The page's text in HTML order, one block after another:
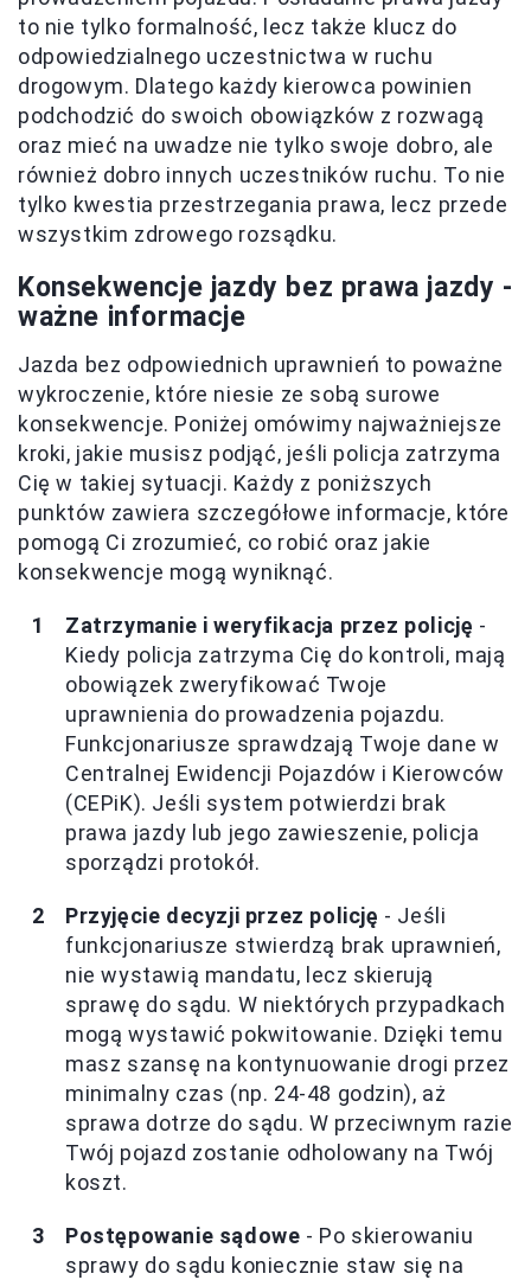
to nie tylko formalność, lecz także klucz do
odpowiedzialnego uczestnictwa w ruchu
drogowym. Dlatego każdy kierowca powinien
podchodzić do swoich obowiązków z rozwagą
oraz mieć na uwadze nie tylko swoje dobro, ale
również dobro innych uczestników ruchu. To nie
tylko kwestia przestrzegania prawa, lecz przede
wszystkim zdrowego rozsądku.
Konsekwencje jazdy bez prawa jazdy -
ważne informacje
Jazda bez odpowiednich uprawnień to poważne
wykroczenie, które niesie ze sobą surowe
konsekwencje. Poniżej omówimy najważniejsze
kroki, jakie musisz podjąć, jeśli policja zatrzyma
Cię w takiej sytuacji. Każdy z poniższych
punktów zawiera szczegółowe informacje, które
pomogą Ci zrozumieć, co robić oraz jakie
konsekwencje mogą wyniknąć.
Zatrzymanie i weryfikacja przez policję -
Kiedy policja zatrzyma Cię do kontroli, mają
obowiązek zweryfikować Twoje
uprawnienia do prowadzenia pojazdu.
Funkcjonariusze sprawdzają Twoje dane w
Centralnej Ewidencji Pojazdów i Kierowców
(CEPiK). Jeśli system potwierdzi brak
prawa jazdy lub jego zawieszenie, policja
sporządzi protokół.
Przyjęcie decyzji przez policję - Jeśli
funkcjonariusze stwierdzą brak uprawnień,
nie wystawią mandatu, lecz skierują
sprawę do sądu. W niektórych przypadkach
mogą wystawić pokwitowanie. Dzięki temu
masz szansę na kontynuowanie drogi przez
minimalny czas (np. 24-48 godzin), aż
sprawa dotrze do sądu. W przeciwnym razie
Twój pojazd zostanie odholowany na Twój
koszt.
Postępowanie sądowe - Po skierowaniu
sprawy do sądu koniecznie staw się na